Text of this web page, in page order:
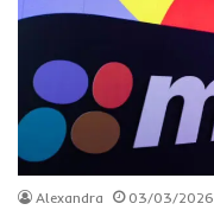
Alexandra 03/03/2026